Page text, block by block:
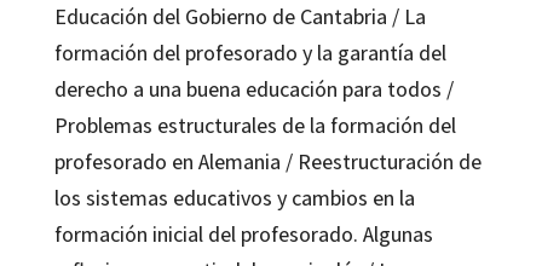
Educación del Gobierno de Cantabria / La
formación del profesorado y la garantía del
derecho a una buena educación para todos /
Problemas estructurales de la formación del
profesorado en Alemania / Reestructuración de
los sistemas educativos y cambios en la
formación inicial del profesorado. Algunas